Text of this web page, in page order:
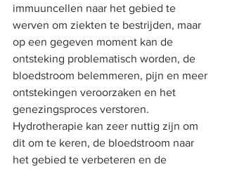
immuuncellen naar het gebied te
werven om ziekten te bestrijden, maar
op een gegeven moment kan de
ontsteking problematisch worden, de
bloedstroom belemmeren, pijn en meer
ontstekingen veroorzaken en het
genezingsproces verstoren.
Hydrotherapie kan zeer nuttig zijn om
dit om te keren, de bloedstroom naar
het gebied te verbeteren en de